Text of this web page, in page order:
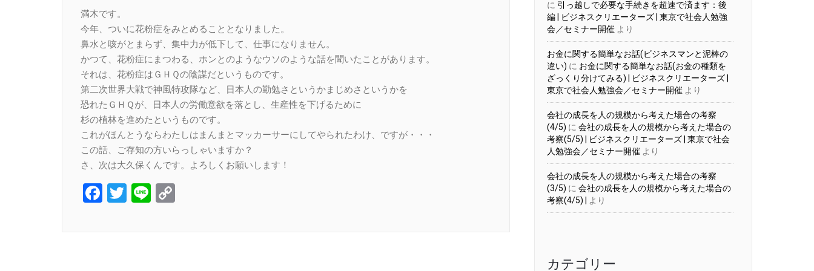
満木です。
今年、ついに花粉症をみとめることとなりました。
鼻水と咳がとまらず、集中力が低下して、仕事になりません。
かつて、花粉症にまつわる、ホンとのようなウソのような話を聞いたことがあります。
それは、花粉症はＧＨＱの陰謀だというものです。
第二次世界大戦で神風特攻隊など、日本人の勤勉さというかまじめさというかを
恐れたＧＨＱが、日本人の労働意欲を落とし、生産性を下げるために
杉の植林を進めたというものです。
これがほんとうならわたしはまんまとマッカーサーにしてやられたわけ、ですが・・・
この話、ご存知の方いらっしゃいますか？
さ、次は大久保くんです。よろしくお願いします！
Facebook
Twitter
Line
に 引っ越しで必要な手続きを超速で済ます：後
編 | ビジネスクリエーターズ | 東京で社会人勉強
会／セミナー開催 より
お金に関する簡単なお話(ビジネスマンと泥棒の
違い) に お金に関する簡単なお話(お金の種類を
ざっくり分けてみる) | ビジネスクリエーターズ |
東京で社会人勉強会／セミナー開催 より
会社の成長を人の規模から考えた場合の考察
(4/5) に 会社の成長を人の規模から考えた場合の
考察(5/5) | ビジネスクリエーターズ | 東京で社会
人勉強会／セミナー開催 より
会社の成長を人の規模から考えた場合の考察
(3/5) に 会社の成長を人の規模から考えた場合の
考察(4/5) |
より
カテゴリー